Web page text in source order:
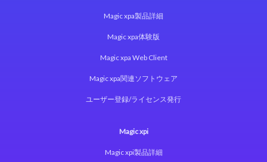
Magic xpa製品詳細
Magic xpa体験版
Magic xpa Web Client
Magic xpa関連ソフトウェア
ユーザー登録/ライセンス発行
Magic xpi
Magic xpi製品詳細